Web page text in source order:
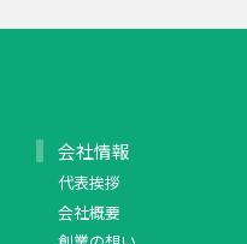
会社情報
代表挨拶
会社概要